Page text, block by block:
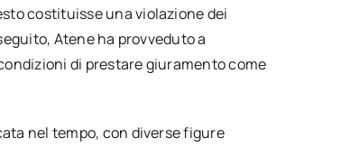
costituisse una violazione dei
Atene ha provveduto a
di prestare giuramento come
nel tempo, con diverse figure